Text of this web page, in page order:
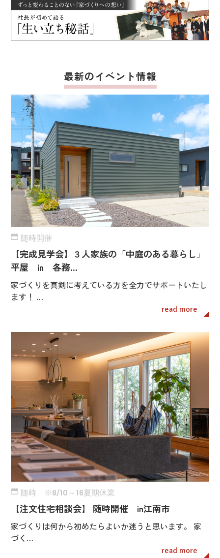
最新のイベント情報
随時開催
【完成見学会】３人家族の「中庭のある暮らし」
平屋 in 各務…
家づくりを真剣に考えている方を全力でサポートいたし
ます！ …
read more
随時 ※8/10～16夏期休業
【注文住宅相談会】 随時開催 in江南市
家づくりは何から初めたらよいか迷うと思います。 家
づく…
read more